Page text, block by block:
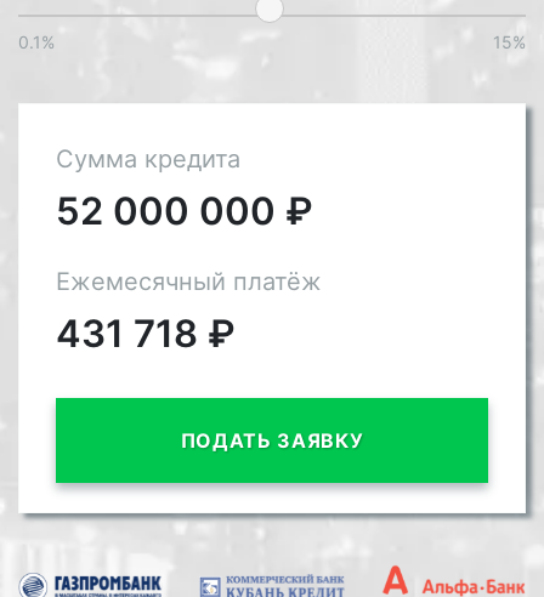
0.1% 15%
Сумма кредита
52 000 000 ₽
Ежемесячный платёж
431 718 ₽
ПОДАТЬ ЗАЯВКУ